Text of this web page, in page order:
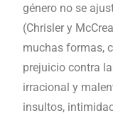
género no se
(Chrisler y
muchas formas,
prejuicio contra
irracional y
insultos,